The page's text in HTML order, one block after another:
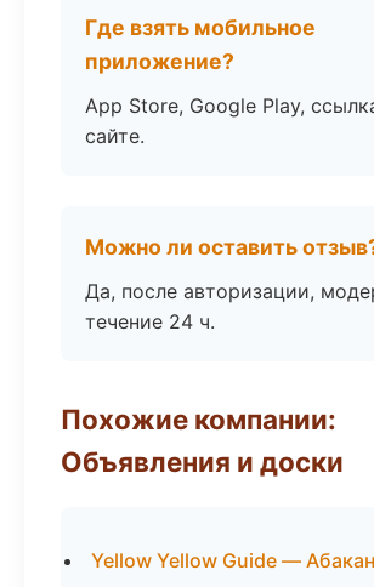
Где взять мобильное
приложение?
App Store, Google Play,
сайте.
Можно ли оставить
Да, после авторизации,
течение 24 ч.
Похожие компании:
Объявления и доски
Yellow Yellow Guide — Абакан